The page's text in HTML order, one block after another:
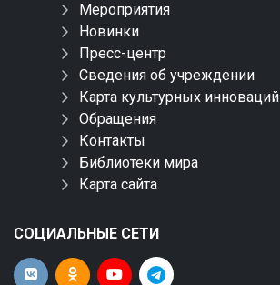
Мероприятия
Новинки
Пресс-центр
Сведения об учреждении
Карта культурных инноваций
Обращения
Контакты
Библиотеки мира
Карта сайта
СОЦИАЛЬНЫЕ СЕТИ